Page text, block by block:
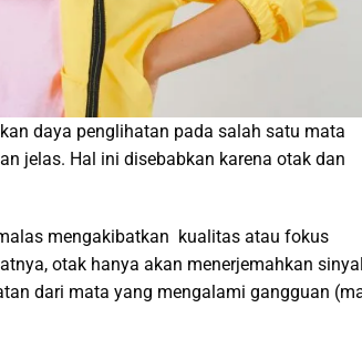
daya penglihatan pada salah satu mata
jelas. Hal ini disebabkan karena otak dan
mengakibatkan kualitas atau fokus
otak hanya akan menerjemahkan
dari mata yang mengalami gangguan